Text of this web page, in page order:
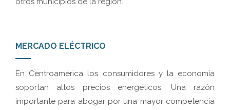
MERCADO ELÉCTRICO
En Centroamérica los consumidores y la economía
soportan altos precios energéticos. Una razón
importante para abogar por una mayor competencia